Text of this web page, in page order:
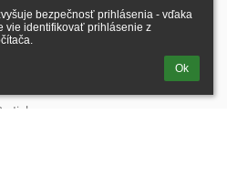
bezpečnosť prihlásenia - vďaka
vie identifikovať prihlásenie z
Ok